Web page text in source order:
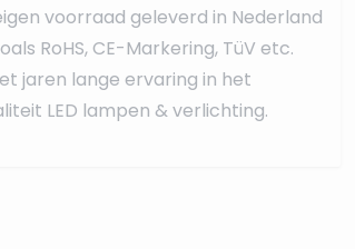
voorraad geleverd in Nederland
RoHS, CE-Markering, TüV etc.
jaren lange ervaring in het
LED lampen & verlichting.